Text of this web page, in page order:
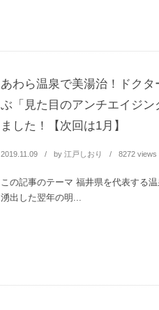
あわら温泉で美湯治！ドク
ぶ「見た目のアンチエイジン
ました！【次回は1月】
2019.11.09 by 江戸しおり 8272 views
この記事のテーマ 福井県を代表する
湧出した翌年の明...